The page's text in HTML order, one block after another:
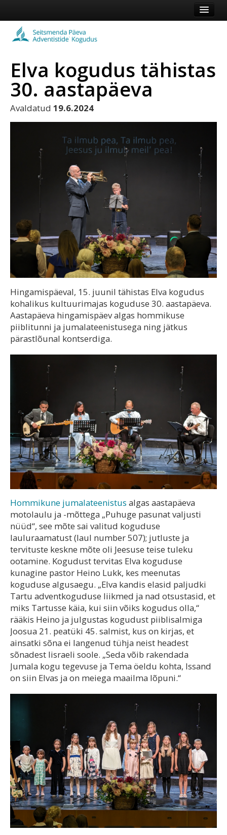
Koduleht
Vaata veel
Elva kogudus tähistas
30. aastapäeva
Avaldatud 19.6.2024
Hingamispäeval, 15. juunil tähistas Elva kogudus
kohalikus kultuurimajas koguduse 30. aastapäeva.
Aastapäeva hingamispäev algas hommikuse
piiblitunni ja jumalateenistusega ning jätkus
pärastlõunal kontserdiga.
Hommikune jumalateenistus algas aastapäeva
motolaulu ja -mõttega „Puhuge pasunat valjusti
nüüd“, see mõte sai valitud koguduse
lauluraamatust (laul number 507); jutluste ja
tervituste keskne mõte oli Jeesuse teise tuleku
ootamine. Kogudust tervitas Elva koguduse
kunagine pastor Heino Lukk, kes meenutas
koguduse algusaegu. „Elva kandis elasid paljudki
Tartu adventkoguduse liikmed ja nad otsustasid, et
miks Tartusse käia, kui siin võiks kogudus olla,“
rääkis Heino ja julgustas kogudust piiblisalmiga
Joosua 21. peatüki 45. salmist, kus on kirjas, et
ainsatki sõna ei langenud tühja neist headest
sõnadest Iisraeli soole. „Seda võib rakendada
Jumala kogu tegevuse ja Tema öeldu kohta, Issand
on siin Elvas ja on meiega maailma lõpuni.“